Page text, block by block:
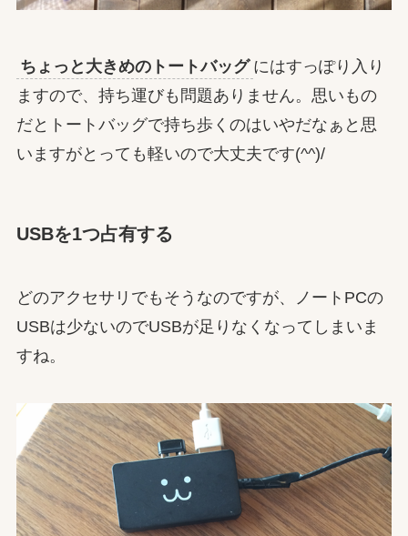
ちょっと大きめのトートバッグ にはすっぽり入り
ますので、持ち運びも問題ありません。思いもの
だとトートバッグで持ち歩くのはいやだなぁと思
いますがとっても軽いので大丈夫です(^^)/
USBを1つ占有する
どのアクセサリでもそうなのですが、ノートPCの
USBは少ないのでUSBが足りなくなってしまいま
すね。